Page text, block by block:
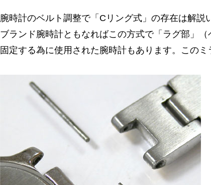
腕時計のベルト調整で「Cリング式」の存在は解説
ブランド腕時計ともなればこの方式で「ラグ部」
固定する為に使用された腕時計もあります。このミ